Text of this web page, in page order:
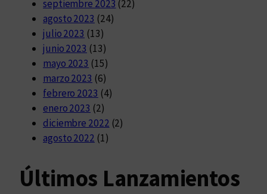
septiembre 2023 (22)
agosto 2023 (24)
julio 2023 (13)
junio 2023 (13)
mayo 2023 (15)
marzo 2023 (6)
febrero 2023 (4)
enero 2023 (2)
diciembre 2022 (2)
agosto 2022 (1)
Últimos Lanzamientos